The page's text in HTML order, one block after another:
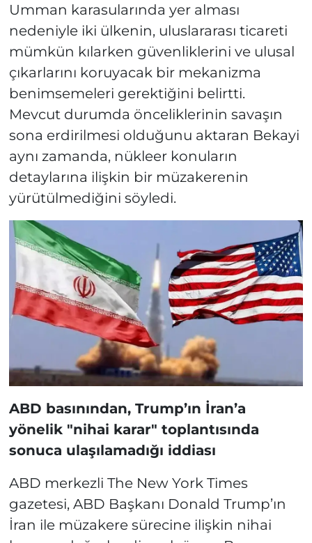
Umman karasularında yer alması
nedeniyle iki ülkenin, uluslararası ticareti
mümkün kılarken güvenliklerini ve ulusal
çıkarlarını koruyacak bir mekanizma
benimsemeleri gerektiğini belirtti.
Mevcut durumda önceliklerinin savaşın
sona erdirilmesi olduğunu aktaran Bekayi
aynı zamanda, nükleer konuların
detaylarına ilişkin bir müzakerenin
yürütülmediğini söyledi.
ABD basınından, Trump’ın İran’a
yönelik "nihai karar" toplantısında
sonuca ulaşılamadığı iddiası
ABD merkezli The New York Times
gazetesi, ABD Başkanı Donald Trump’ın
İran ile müzakere sürecine ilişkin nihai